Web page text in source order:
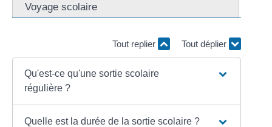
Voyage scolaire
Tout replier Tout déplier
Qu'est-ce qu'une sortie scolaire
régulière ?
Quelle est la durée de la sortie scolaire ?